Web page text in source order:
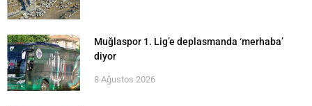
Muğlaspor 1. Lig’e deplasmanda ‘merhaba’
diyor
8 Ağustos 2026